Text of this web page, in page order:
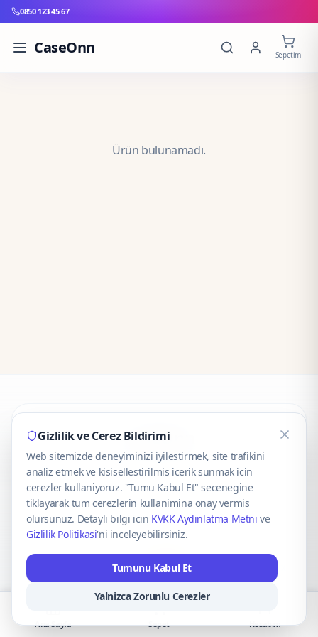
0850 123 45 67
CaseOnn Sepetim
Ürün bulunamadı.
CaseOnn
© 2025 CaseOnn. Tüm hakları saklıdır.
VISA Mastercard
Gizlilik ve Cerez Bildirimi
Web sitemizde deneyiminizi iyilestirmek, site trafikini
analiz etmek ve kisisellestirilmis icerik sunmak icin
cerezler kullaniyoruz. "Tumu Kabul Et" secenegine
tiklayarak tum cerezlerin kullanimina onay vermis
olursunuz. Detayli bilgi icin KVKK Aydinlatma Metni ve
Gizlilik Politikasi'ni inceleyebilirsiniz.
Tumunu Kabul Et
Yalnizca Zorunlu Cerezler
Ana Sayfa Sepet Hesabım